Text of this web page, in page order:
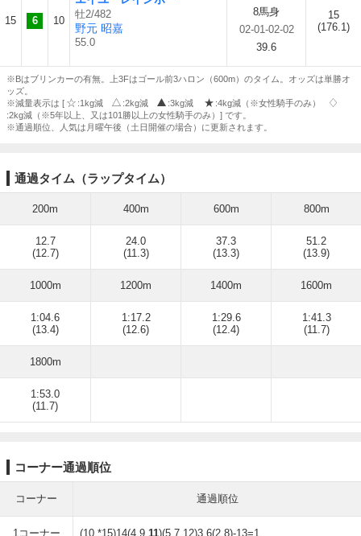
15 6 10
牡2/482
野元 昭嘉
55.0
8馬身
02-01-02-02
39.6
15
(176.1)
※Bはブリンカーの有無。上3Fはゴール前3ハロン（600m）のタイム。オッズは単勝オ
ッズ。
※減量表示は [
:1kg減 :2kg減 :3kg減
:4kg減（※女性騎手のみ）
:2kg減（※5年以上、又は101勝以上の女性騎手のみ）] です。
※通過順位、人気は月曜午後（土日開催の場合）に更新されます。
通過タイム（ラップタイム）
200m 400m 600m 800m
12.7
(12.7)
24.0
(11.3)
37.3
(13.3)
51.2
(13.9)
1000m 1200m 1400m 1600m
1:04.6
(13.4)
1:17.2
(12.6)
1:29.6
(12.4)
1:41.3
(11.7)
1800m
1:53.0
(11.7)
コーナー通過順位
コーナー 通過順位
1コーナー (10,*15)14(4,9,11)(5,7,12)3,6(2,8)-13=1